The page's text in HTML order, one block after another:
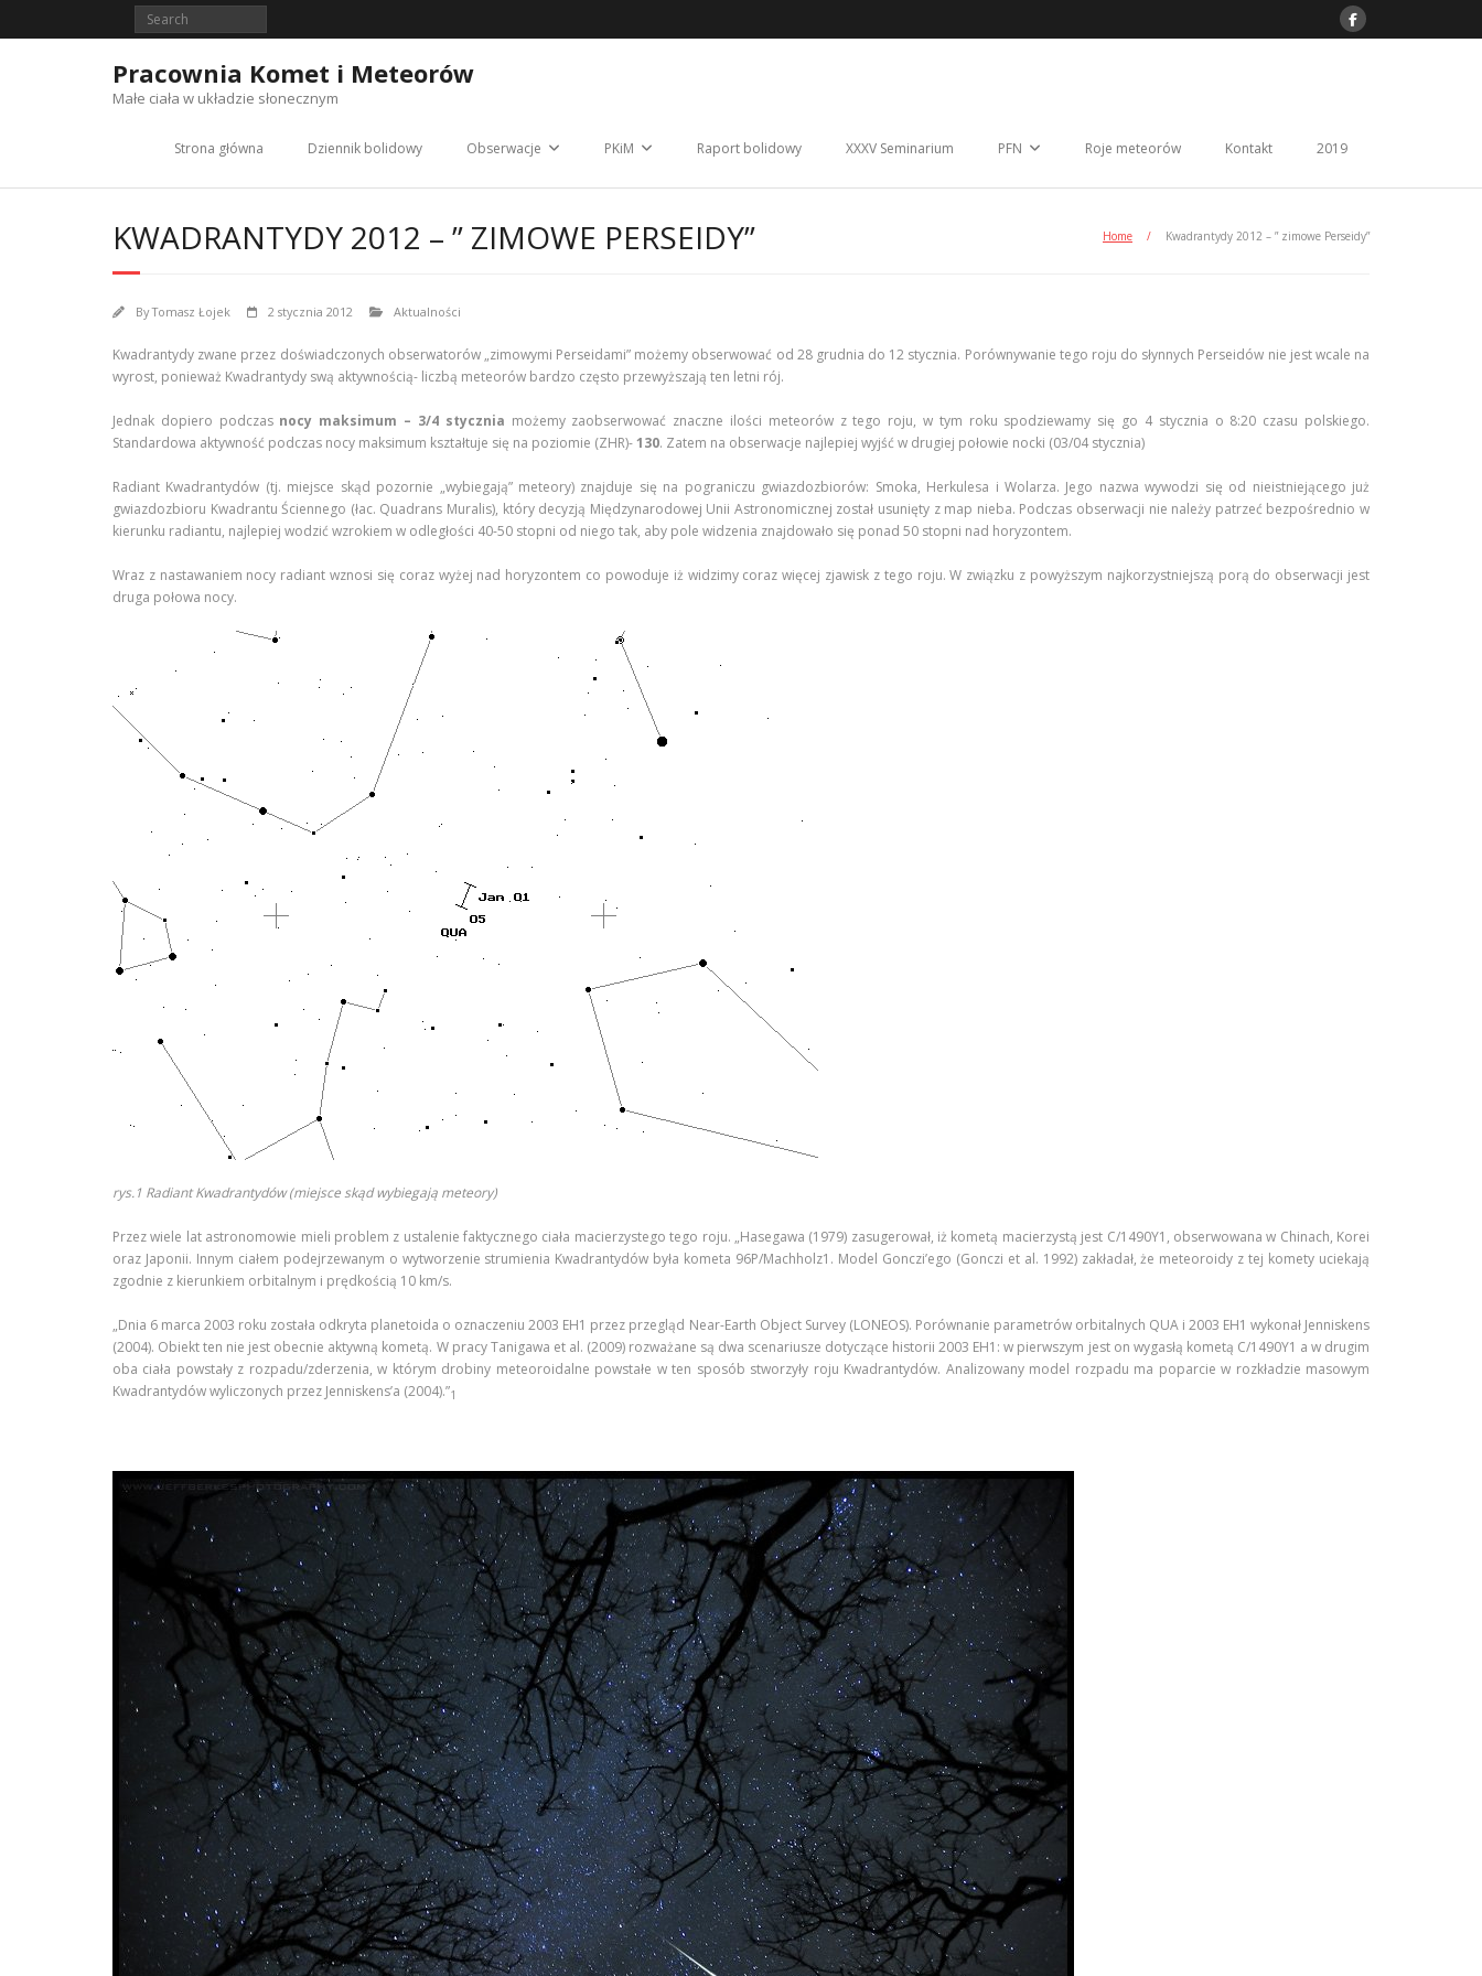
Pracownia Komet i Meteorów
Małe ciała w układzie słonecznym
Strona główna Dziennik bolidowy Obserwacje PKiM Raport bolidowy XXXV Seminarium PFN Roje meteorów Kontakt 2019
KWADRANTYDY 2012 – ” ZIMOWE PERSEIDY” Home / Kwadrantydy 2012 – ” zimowe Perseidy”
ByTomasz Łojek 2 stycznia 2012 Aktualności
Kwadrantydy zwane przez doświadczonych obserwatorów „zimowymi Perseidami” możemy obserwować od 28 grudnia do 12 stycznia. Porównywanie tego roju do słynnych Perseidów nie jest wcale na
wyrost, ponieważ Kwadrantydy swą aktywnością- liczbą meteorów bardzo często przewyższają ten letni rój.
Jednak dopiero podczas nocy maksimum – 3/4 stycznia możemy zaobserwować znaczne ilości meteorów z tego roju, w tym roku spodziewamy się go 4 stycznia o 8:20 czasu polskiego.
Standardowa aktywność podczas nocy maksimum kształtuje się na poziomie (ZHR)-130. Zatem na obserwacje najlepiej wyjść w drugiej połowie nocki (03/04 stycznia)
Radiant Kwadrantydów (tj. miejsce skąd pozornie „wybiegają” meteory) znajduje się na pograniczu gwiazdozbiorów: Smoka, Herkulesa i Wolarza. Jego nazwa wywodzi się od nieistniejącego już
gwiazdozbioru Kwadrantu Ściennego (łac. Quadrans Muralis), który decyzją Międzynarodowej Unii Astronomicznej został usunięty z map nieba. Podczas obserwacji nie należy patrzeć bezpośrednio w
kierunku radiantu, najlepiej wodzić wzrokiem w odległości 40-50 stopni od niego tak, aby pole widzenia znajdowało się ponad 50 stopni nad horyzontem.
Wraz z nastawaniem nocy radiant wznosi się coraz wyżej nad horyzontem co powoduje iż widzimy coraz więcej zjawisk z tego roju. W związku z powyższym najkorzystniejszą porą do obserwacji jest
druga połowa nocy.
rys.1 Radiant Kwadrantydów (miejsce skąd wybiegają meteory)
Przez wiele lat astronomowie mieli problem z ustalenie faktycznego ciała macierzystego tego roju. „Hasegawa (1979) zasugerował, iż kometą macierzystą jest C/1490Y1, obserwowana w Chinach, Korei
oraz Japonii. Innym ciałem podejrzewanym o wytworzenie strumienia Kwadrantydów była kometa 96P/Machholz1. Model Gonczi’ego (Gonczi et al. 1992) zakładał, że meteoroidy z tej komety uciekają
zgodnie z kierunkiem orbitalnym i prędkością 10 km/s.
„Dnia 6 marca 2003 roku została odkryta planetoida o oznaczeniu 2003 EH1 przez przegląd Near-Earth Object Survey (LONEOS). Porównanie parametrów orbitalnych QUA i 2003 EH1 wykonał Jenniskens
(2004). Obiekt ten nie jest obecnie aktywną kometą. W pracy Tanigawa et al. (2009) rozważane są dwa scenariusze dotyczące historii 2003 EH1: w pierwszym jest on wygasłą kometą C/1490Y1 a w drugim
oba ciała powstały z rozpadu/zderzenia, w którym drobiny meteoroidalne powstałe w ten sposób stworzyły roju Kwadrantydów. Analizowany model rozpadu ma poparcie w rozkładzie masowym
Kwadrantydów wyliczonych przez Jenniskens’a (2004).”1